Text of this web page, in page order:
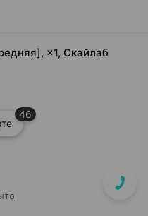
×1, Скайлаб
46